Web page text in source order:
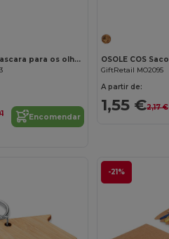
BONNE NUIT Mascara para os olhos
Encomendar
GiftRetail MO2095
A partir de:
1,55 €2,17 €
-21%